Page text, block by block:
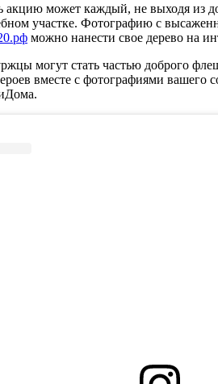
акцию может каждый, не выходя из
участке. Фотографию с
можно нанести свое дерево на
могут стать частью доброго
вместе с фотографиями вашего